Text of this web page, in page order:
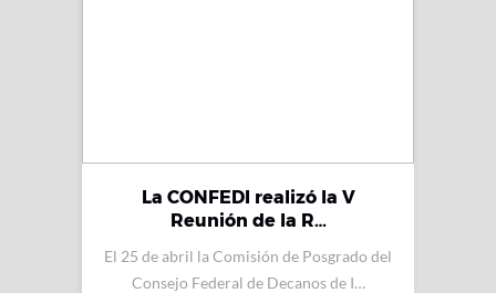
La CONFEDI realizó la V
Reunión de la R…
El 25 de abril la Comisión de Posgrado del
Consejo Federal de Decanos de I…